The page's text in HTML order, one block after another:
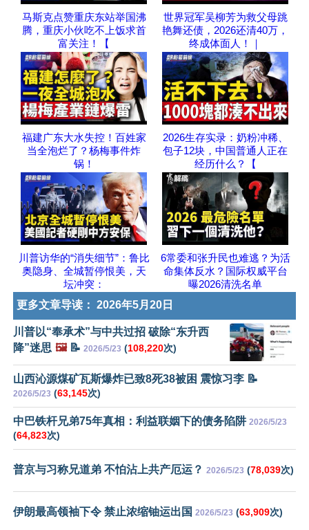
马斯克点赞重庆东站举国沸
腾，重庆小伙吃不上饭求首
富关注！【
世界冠军吴柳芳为救父母跳
艳舞还债，2026还清40万，
终成体面人！｜
福建广东大水失控！百姓家
当全泡烂了？杨梅事件炸
锅！
2026生存实录：奶粉冲稀、
包子12块，中国普通人正在
经历什么？【
川普访华的“消失细节”：鲁比
奥隐身、全城暂停恨美，天
坛冲突：
6常委和张升民也难逃？为活
命集体反水？国际权威平台
曝2026清洗名单
更多文章导读： 2026年5月20日
川普以“奉承术”与中共过招 破除“东升西
降”迷思 🖼️📝 2026/5/23 (108,220次)
山西沁源煤矿瓦斯爆炸已致8死38被困 震惊习李 📝
2026/5/23 (63,145次)
中巴铁杆兄弟75年真相：利益联姻下的债务陷阱 2026/5/23
(64,823次)
普京与习称兄道弟 不怕沾上共产厄运？ 2026/5/23 (78,039次)
伊朗最高领袖下令 禁止浓缩铀运出国 2026/5/23 (63,909次)